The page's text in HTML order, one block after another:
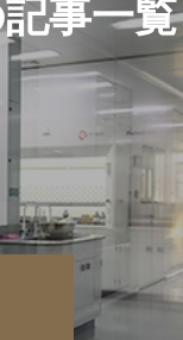
事一覧